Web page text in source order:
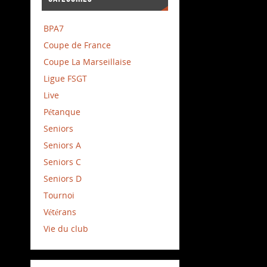
BPA7
Coupe de France
Coupe La Marseillaise
Ligue FSGT
Live
Pétanque
Seniors
Seniors A
Seniors C
Seniors D
Tournoi
Vétérans
Vie du club